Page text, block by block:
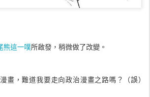
熊這一噗所啟發，稍微做了改變。
畫，難道我要走向政治漫畫之路嗎？（誤）